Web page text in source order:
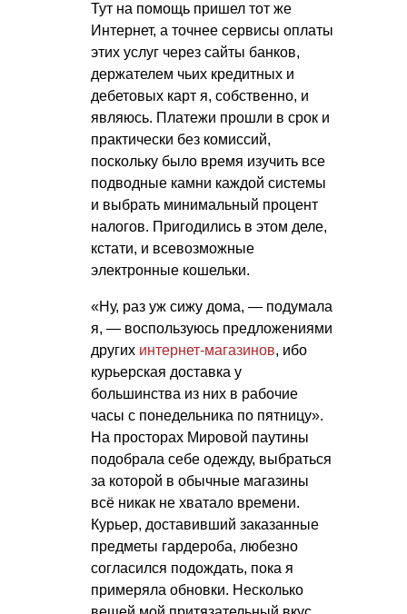
Тут на помощь пришел тот же
Интернет, а точнее сервисы оплаты
этих услуг через сайты банков,
держателем чьих кредитных и
дебетовых карт я, собственно, и
являюсь. Платежи прошли в срок и
практически без комиссий,
поскольку было время изучить все
подводные камни каждой системы
и выбрать минимальный процент
налогов. Пригодились в этом деле,
кстати, и всевозможные
электронные кошельки.
«Ну, раз уж сижу дома, — подумала
я, — воспользуюсь предложениями
других интернет-магазинов, ибо
курьерская доставка у
большинства из них в рабочие
часы с понедельника по пятницу».
На просторах Мировой паутины
подобрала себе одежду, выбраться
за которой в обычные магазины
всё никак не хватало времени.
Курьер, доставивший заказанные
предметы гардероба, любезно
согласился подождать, пока я
примеряла обновки. Несколько